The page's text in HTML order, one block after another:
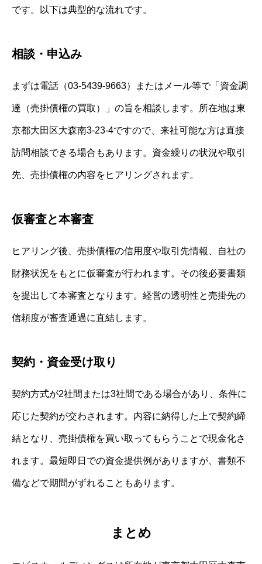
です。以下は典型的な流れです。
相談・申込み
まずは電話（03-5439-9663）またはメール等で「資金調
達（売掛債権の買取）」の旨を相談します。所在地は東
京都大田区大森南3-23-4ですので、来社可能な方は直接
訪問相談できる場合もあります。資金繰りの状況や取引
先、売掛債権の内容をヒアリングされます。
仮審査と本審査
ヒアリング後、売掛債権の信用度や取引先情報、自社の
財務状況をもとに仮審査が行われます。その後必要書類
を提出して本審査となります。経営の透明性と売掛先の
信頼度が審査通過に直結します。
契約・資金受け取り
契約方式が2社間または3社間である場合があり、条件に
応じた契約が交わされます。内容に納得した上で契約締
結となり、売掛債権を買い取ってもらうことで現金化さ
れます。最短即日での資金提供例がありますが、書類不
備などで期間がずれることもあります。
まとめ